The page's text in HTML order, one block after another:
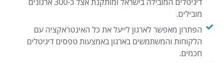
דיגיטלים המובילה בישראל ומותקנת אצל כ-300 ארגונים
מובילים.
הפתרון מאפשר לארגון לייעל את כל האינטראקציה עם
הלקוחות והמשתמשים בארגון באמצעות טפסים דיגיטלים
חכמים.